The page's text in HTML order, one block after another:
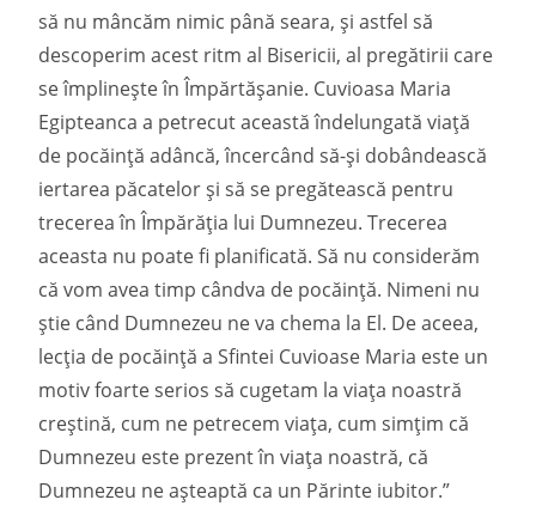
să nu mâncăm nimic până seara, și astfel să
descoperim acest ritm al Bisericii, al pregătirii care
se împlinește în Împărtășanie. Cuvioasa Maria
Egipteanca a petrecut această îndelungată viață
de pocăință adâncă, încercând să-și dobândească
iertarea păcatelor și să se pregătească pentru
trecerea în Împărăția lui Dumnezeu. Trecerea
aceasta nu poate fi planificată. Să nu considerăm
că vom avea timp cândva de pocăință. Nimeni nu
știe când Dumnezeu ne va chema la El. De aceea,
lecția de pocăință a Sfintei Cuvioase Maria este un
motiv foarte serios să cugetam la viața noastră
creștină, cum ne petrecem viața, cum simțim că
Dumnezeu este prezent în viața noastră, că
Dumnezeu ne așteaptă ca un Părinte iubitor.”